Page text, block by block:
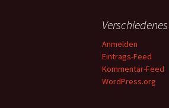
Verschiedenes
Anmelden
Eintrags-Feed
Kommentar-Feed
WordPress.org